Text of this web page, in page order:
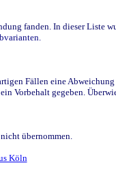
fanden. In dieser Liste
Fällen eine
Vorbehalt gegeben.
übernommen.
Köln